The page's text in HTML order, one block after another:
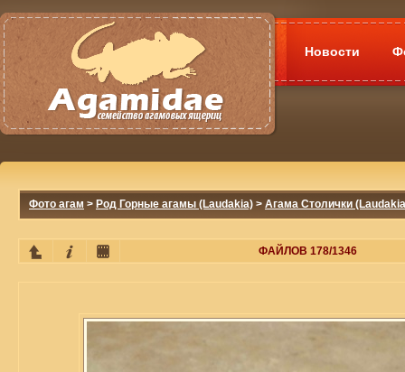
Новости
Фото агам > Род Горные агамы (Laudakia) > Агама Столички
ФАЙЛОВ 178/1346